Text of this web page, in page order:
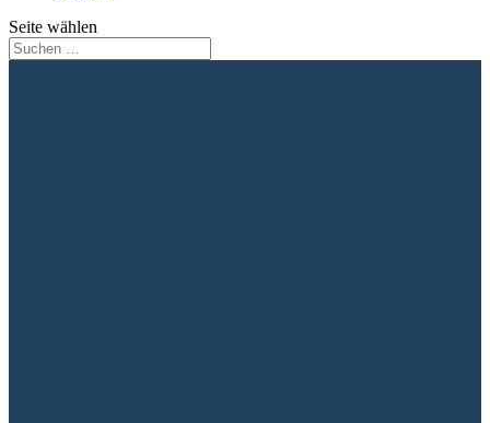
Seite wählen